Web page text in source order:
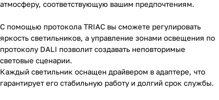
атмосферу, соответствующую вашим предпочтениям.
С помощью протокола TRIAC вы сможете регулировать
яркость светильников, а управление зонами освещения по
протоколу DALI позволит создавать неповторимые
световые сценарии.
Каждый светильник оснащен драйвером в адаптере, что
гарантирует его стабильную работу и долгий срок службы.